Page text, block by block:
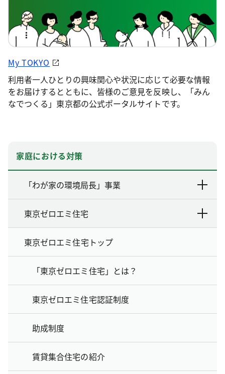
My TOKYO
利用者一人ひとりの興味関心や状況に応じて必要な情報
をお届けするとともに、皆様のご意見を反映し、「みん
なでつくる」東京都の公式ポータルサイトです。
家庭における対策
「わが家の環境局長」事業
東京ゼロエミ住宅
東京ゼロエミ住宅トップ
「東京ゼロエミ住宅」とは？
東京ゼロエミ住宅認証制度
助成制度
賃貸集合住宅の紹介